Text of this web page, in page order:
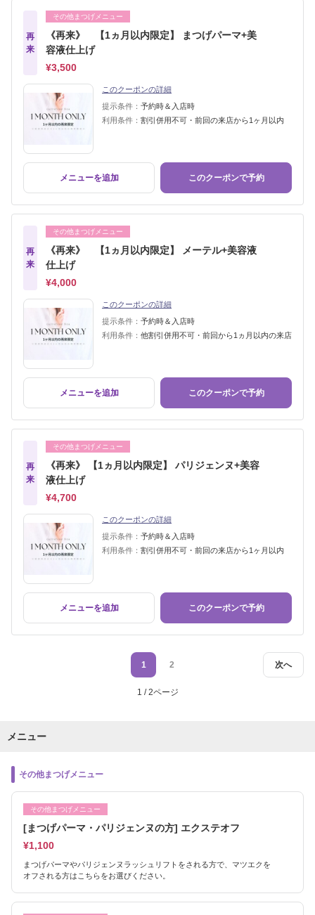
再
来
その他まつげメニュー
《再来》 【1ヵ月以内限定】 まつげパーマ+美
容液仕上げ
¥3,500
このクーポンの詳細
提示条件： 予約時＆入店時
利用条件： 割引併用不可・前回の来店から1ヶ月以内
メニューを追加 このクーポンで予約
再
来
その他まつげメニュー
《再来》 【1ヵ月以内限定】 メーテル+美容液
仕上げ
¥4,000
このクーポンの詳細
提示条件： 予約時＆入店時
利用条件： 他割引併用不可・前回から1ヵ月以内の来店
メニューを追加 このクーポンで予約
再
来
その他まつげメニュー
《再来》 【1ヵ月以内限定】 パリジェンヌ+美容
液仕上げ
¥4,700
このクーポンの詳細
提示条件： 予約時＆入店時
利用条件： 割引併用不可・前回の来店から1ヶ月以内
メニューを追加 このクーポンで予約
次へ
1 2
1 / 2ページ
メニュー
その他まつげメニュー
その他まつげメニュー
[まつげパーマ・パリジェンヌの方] エクステオフ
¥1,100
まつげパーマやパリジェンヌラッシュリフトをされる方で、マツエクを
オフされる方はこちらをお選びください。